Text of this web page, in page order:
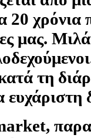
20
μας.
τη
ευχάριστη